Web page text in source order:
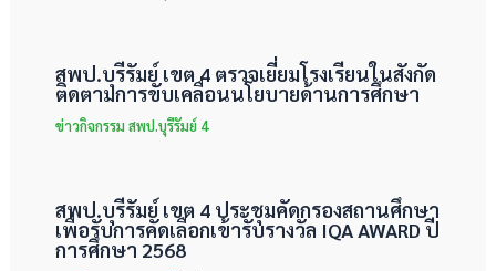
สพป.บุรีรัมย์ เขต 4 ตรวจเยี่ยมโรงเรียนในสังกัด
ติดตามการขับเคลื่อนนโยบายด้านการศึกษา
ข่าวกิจกรรม สพป.บุรีรัมย์ 4
สพป.บุรีรัมย์ เขต 4 ประชุมคัดกรองสถานศึกษา
เพื่อรับการคัดเลือกเข้ารับรางวัล IQA AWARD ปี
การศึกษา 2568